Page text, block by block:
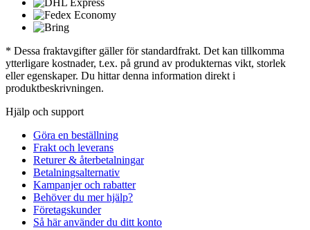
* Dessa fraktavgifter gäller för standardfrakt. Det kan tillkomma
ytterligare kostnader, t.ex. på grund av produkternas vikt, storlek
eller egenskaper. Du hittar denna information direkt i
produktbeskrivningen.
Hjälp och support
Göra en beställning
Frakt och leverans
Returer & återbetalningar
Betalningsalternativ
Kampanjer och rabatter
Behöver du mer hjälp?
Företagskunder
Så här använder du ditt konto